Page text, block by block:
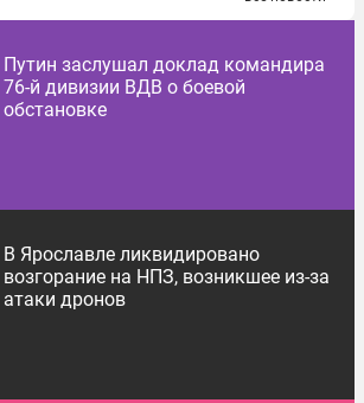
Путин заслушал доклад командира
76-й дивизии ВДВ о боевой
обстановке
В Ярославле ликвидировано
возгорание на НПЗ, возникшее из-за
атаки дронов